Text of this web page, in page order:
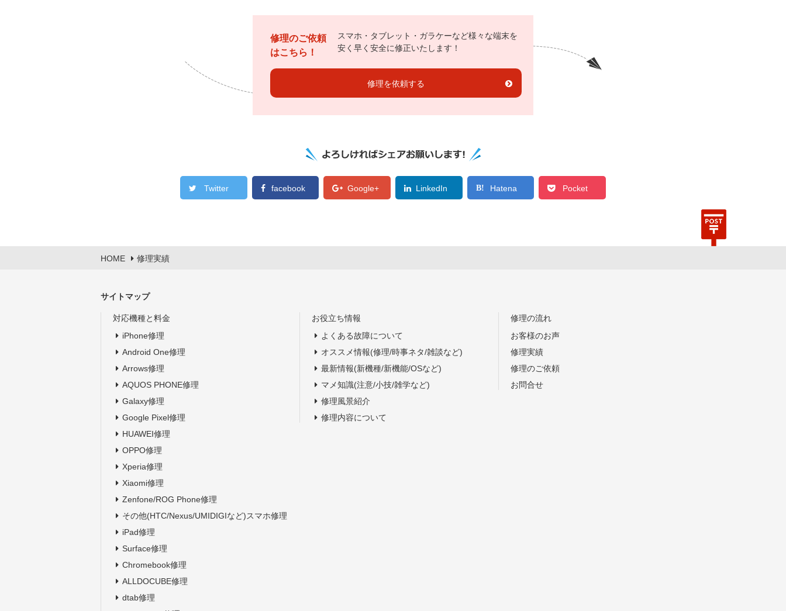
修理のご依頼
はこちら！
スマホ・タブレット・ガラケーなど様々な端末を
安く早く安全に修正いたします！
修理を依頼する
Twitter facebook Google+ LinkedIn Hatena Pocket
HOME 修理実績
サイトマップ
対応機種と料金
iPhone修理
Android One修理
Arrows修理
AQUOS PHONE修理
Galaxy修理
Google Pixel修理
HUAWEI修理
OPPO修理
Xperia修理
Xiaomi修理
Zenfone/ROG Phone修理
その他(HTC/Nexus/UMIDIGIなど)スマホ修理
iPad修理
Surface修理
Chromebook修理
ALLDOCUBE修理
dtab修理
お役立ち情報
よくある故障について
オススメ情報(修理/時事ネタ/雑談など)
最新情報(新機種/新機能/OSなど)
マメ知識(注意/小技/雑学など)
修理風景紹介
修理内容について
修理の流れ
お客様のお声
修理実績
修理のご依頼
お問合せ